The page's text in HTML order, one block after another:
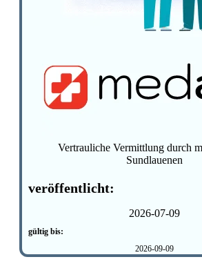
Vertrauliche Vermittlung durch
Sundlauenen
veröffentlicht:
2026-07-09
gültig bis:
2026-09-09